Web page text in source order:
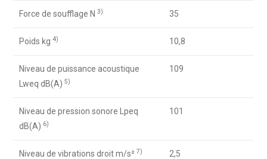
Force de soufflage N3) 35
Poids kg4) 10,8
Niveau de puissance acoustique
Lweq dB(A)5)
109
Niveau de pression sonore Lpeq
dB(A) 6)
101
Niveau de vibrations droit m/s² 7) 2,5